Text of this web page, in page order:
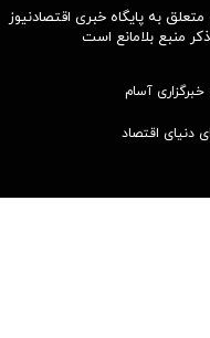
به پایگاه خبری اقتصادنیوز
منبع بلامانع است
آسام
دنیای اقتصاد